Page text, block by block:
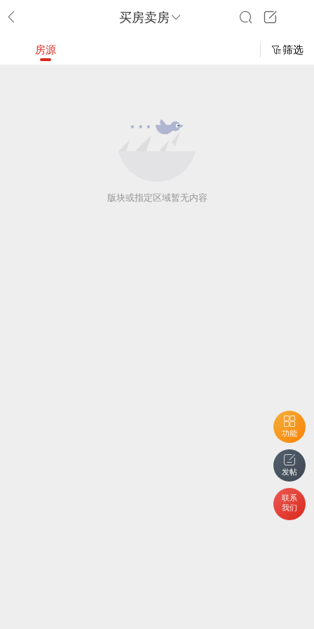
买房卖房
功能
发帖
联系
我们
房源 筛选
版块或指定区域暂无内容